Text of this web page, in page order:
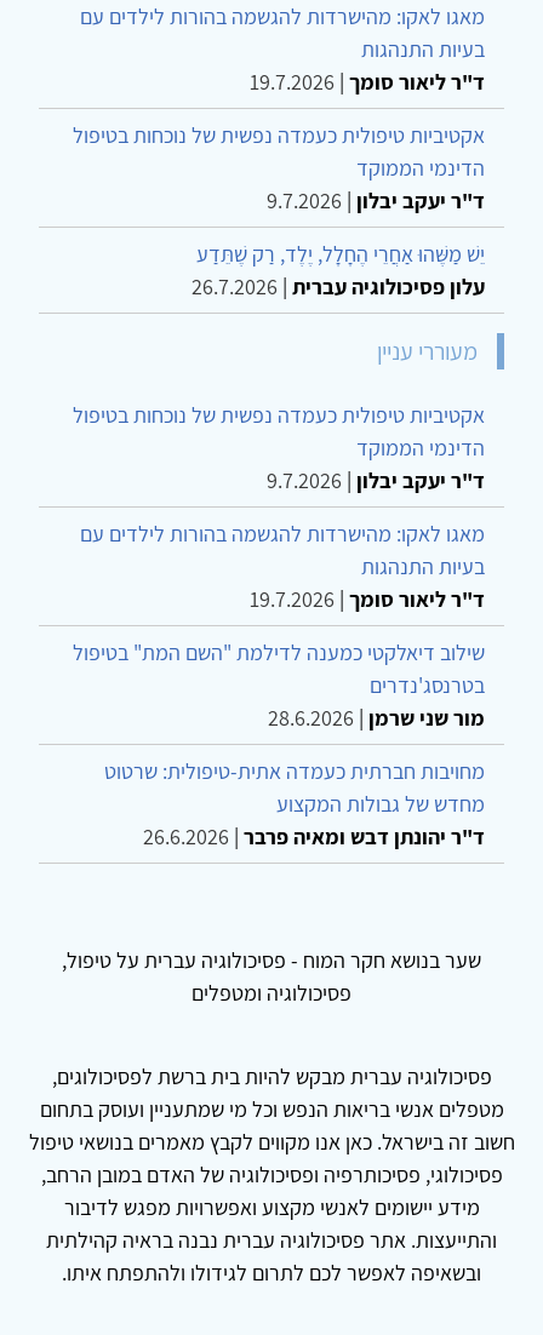
מאגו לאקו: מהישרדות להגשמה בהורות לילדים עם
בעיות התנהגות
ד"ר ליאור סומך |
19.7.2026
אקטיביות טיפולית כעמדה נפשית של נוכחות בטיפול
הדינמי הממוקד
ד"ר יעקב יבלון |
9.7.2026
יֵשׁ מַשֶּׁהוּ אַחֲרֵי הֶחָלָל, יֶלֶד, רַק שֶׁתֵּדַע
עלון פסיכולוגיה עברית |
26.7.2026
מעוררי עניין
אקטיביות טיפולית כעמדה נפשית של נוכחות בטיפול
הדינמי הממוקד
ד"ר יעקב יבלון |
9.7.2026
מאגו לאקו: מהישרדות להגשמה בהורות לילדים עם
בעיות התנהגות
ד"ר ליאור סומך |
19.7.2026
שילוב דיאלקטי כמענה לדילמת "השם המת" בטיפול
בטרנסג'נדרים
מור שני שרמן |
28.6.2026
מחויבות חברתית כעמדה אתית-טיפולית: שרטוט
מחדש של גבולות המקצוע
ד"ר יהונתן דבש ומאיה פרבר |
26.6.2026
שער בנושא חקר המוח - פסיכולוגיה עברית על טיפול,
פסיכולוגיה ומטפלים
פסיכולוגיה עברית מבקש להיות בית ברשת לפסיכולוגים,
מטפלים אנשי בריאות הנפש וכל מי שמתעניין ועוסק בתחום
חשוב זה בישראל. כאן אנו מקווים לקבץ מאמרים בנושאי טיפול
פסיכולוגי, פסיכותרפיה ופסיכולוגיה של האדם במובן הרחב,
מידע יישומים לאנשי מקצוע ואפשרויות מפגש לדיבור
והתייעצות. אתר פסיכולוגיה עברית נבנה בראיה קהילתית
ובשאיפה לאפשר לכם לתרום לגידולו ולהתפתח איתו.